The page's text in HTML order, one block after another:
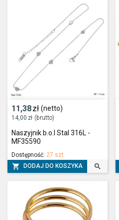
11,38zł (netto)
14,00 zł (brutto)
Naszyjnik b.o.l Stal 316L -
MF35590
Dostępność: 27 szt.
 DODAJ DO KOSZYKA 